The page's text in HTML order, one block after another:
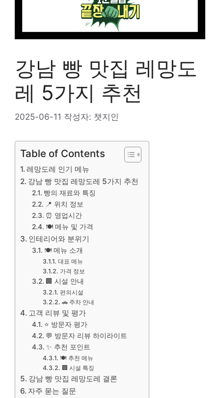
강남 빵 맛집 레망도
레 5가지 추천
2025-06-11 작성자: 챗지인
Table of Contents
레망도레 인기 메뉴
강남 빵 맛집 레망도레 5가지 추천
빵의 재료와 특징
📍 위치 정보
⏰ 영업시간
🍽️ 메뉴 및 가격
인테리어와 분위기
🍽️ 메뉴 소개
대표 메뉴
가격 정보
🏢 시설 안내
편의시설
🚗 주차 안내
고객 리뷰 및 평가
⭐ 방문자 평가
💬 방문자 리뷰 하이라이트
✨ 추천 포인트
🍽️ 추천 메뉴
🏢 시설 특징
강남 빵 맛집 레망도레 결론
자주 묻는 질문